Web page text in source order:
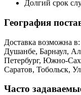
Долгий срок
География
Доставка возможна
Душанбе, Барнаул,
Петербург, Южно-
Саратов, Тобольск,
Часто